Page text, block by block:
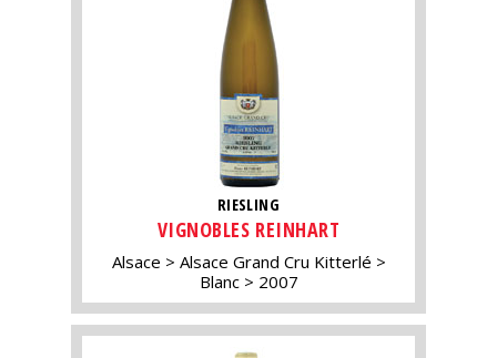
RIESLING
VIGNOBLES REINHART
Alsace
Alsace Grand Cru Kitterlé
Blanc
2007